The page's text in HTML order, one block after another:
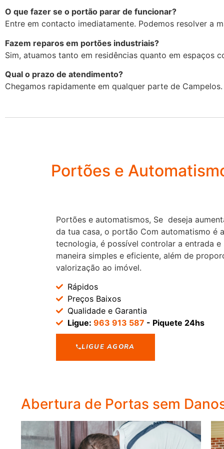
O que fazer se o portão parar de funcionar?
Entre em contacto imediatamente. Podemos resolver a
Fazem reparos em portões industriais?
Sim, atuamos tanto em residências quanto em espaços
Qual o prazo de atendimento?
Chegamos rapidamente em qualquer parte de Campelos.
Portões e
Portões e automatismos, Se deseja
da tua casa, o portão Com automatismo é
tecnologia, é possível controlar a entrada e
maneira simples e eficiente, além de
valorização ao imóvel.
Rápidos
Preços Baixos
Qualidade e Garantia
Ligue: 963 913 587 - Piquete 24hs
LIGUE AGORA
Abertura de Portas sem